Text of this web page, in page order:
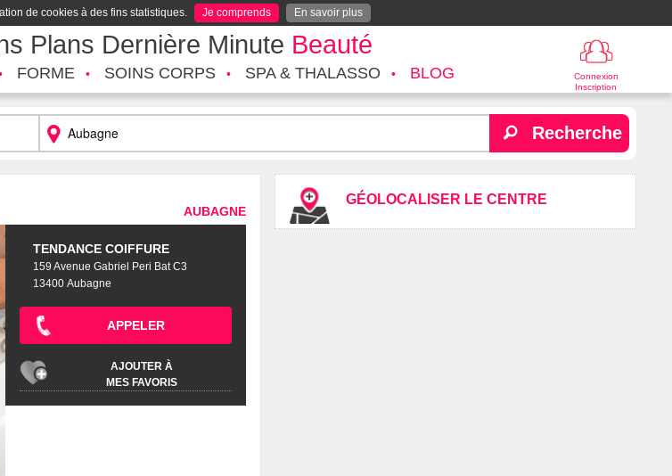
de cookies à des fins statistiques. Je comprends En savoir plus
Plans Dernière Minute Beauté
Connexion
Inscription
FORME SOINS CORPS SPA & THALASSO BLOG
Recherche
GÉOLOCALISER LE CENTRE
AUBAGNE
TENDANCE COIFFURE
159 Avenue Gabriel Peri Bat C3
13400 Aubagne
APPELER
AJOUTER À
MES FAVORIS